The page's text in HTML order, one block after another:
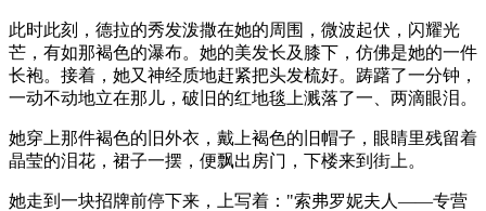
此时此刻，德拉的秀发泼撒在她的周围，微波起伏，闪耀光
芒，有如那褐色的瀑布。她的美发长及膝下，仿佛是她的一件
长袍。接着，她又神经质地赶紧把头发梳好。踌躇了一分钟，
一动不动地立在那儿，破旧的红地毯上溅落了一、两滴眼泪。
她穿上那件褐色的旧外衣，戴上褐色的旧帽子，眼睛里残留着
晶莹的泪花，裙子一摆，便飘出房门，下楼来到街上。
她走到一块招牌前停下来，上写着："索弗罗妮夫人——专营